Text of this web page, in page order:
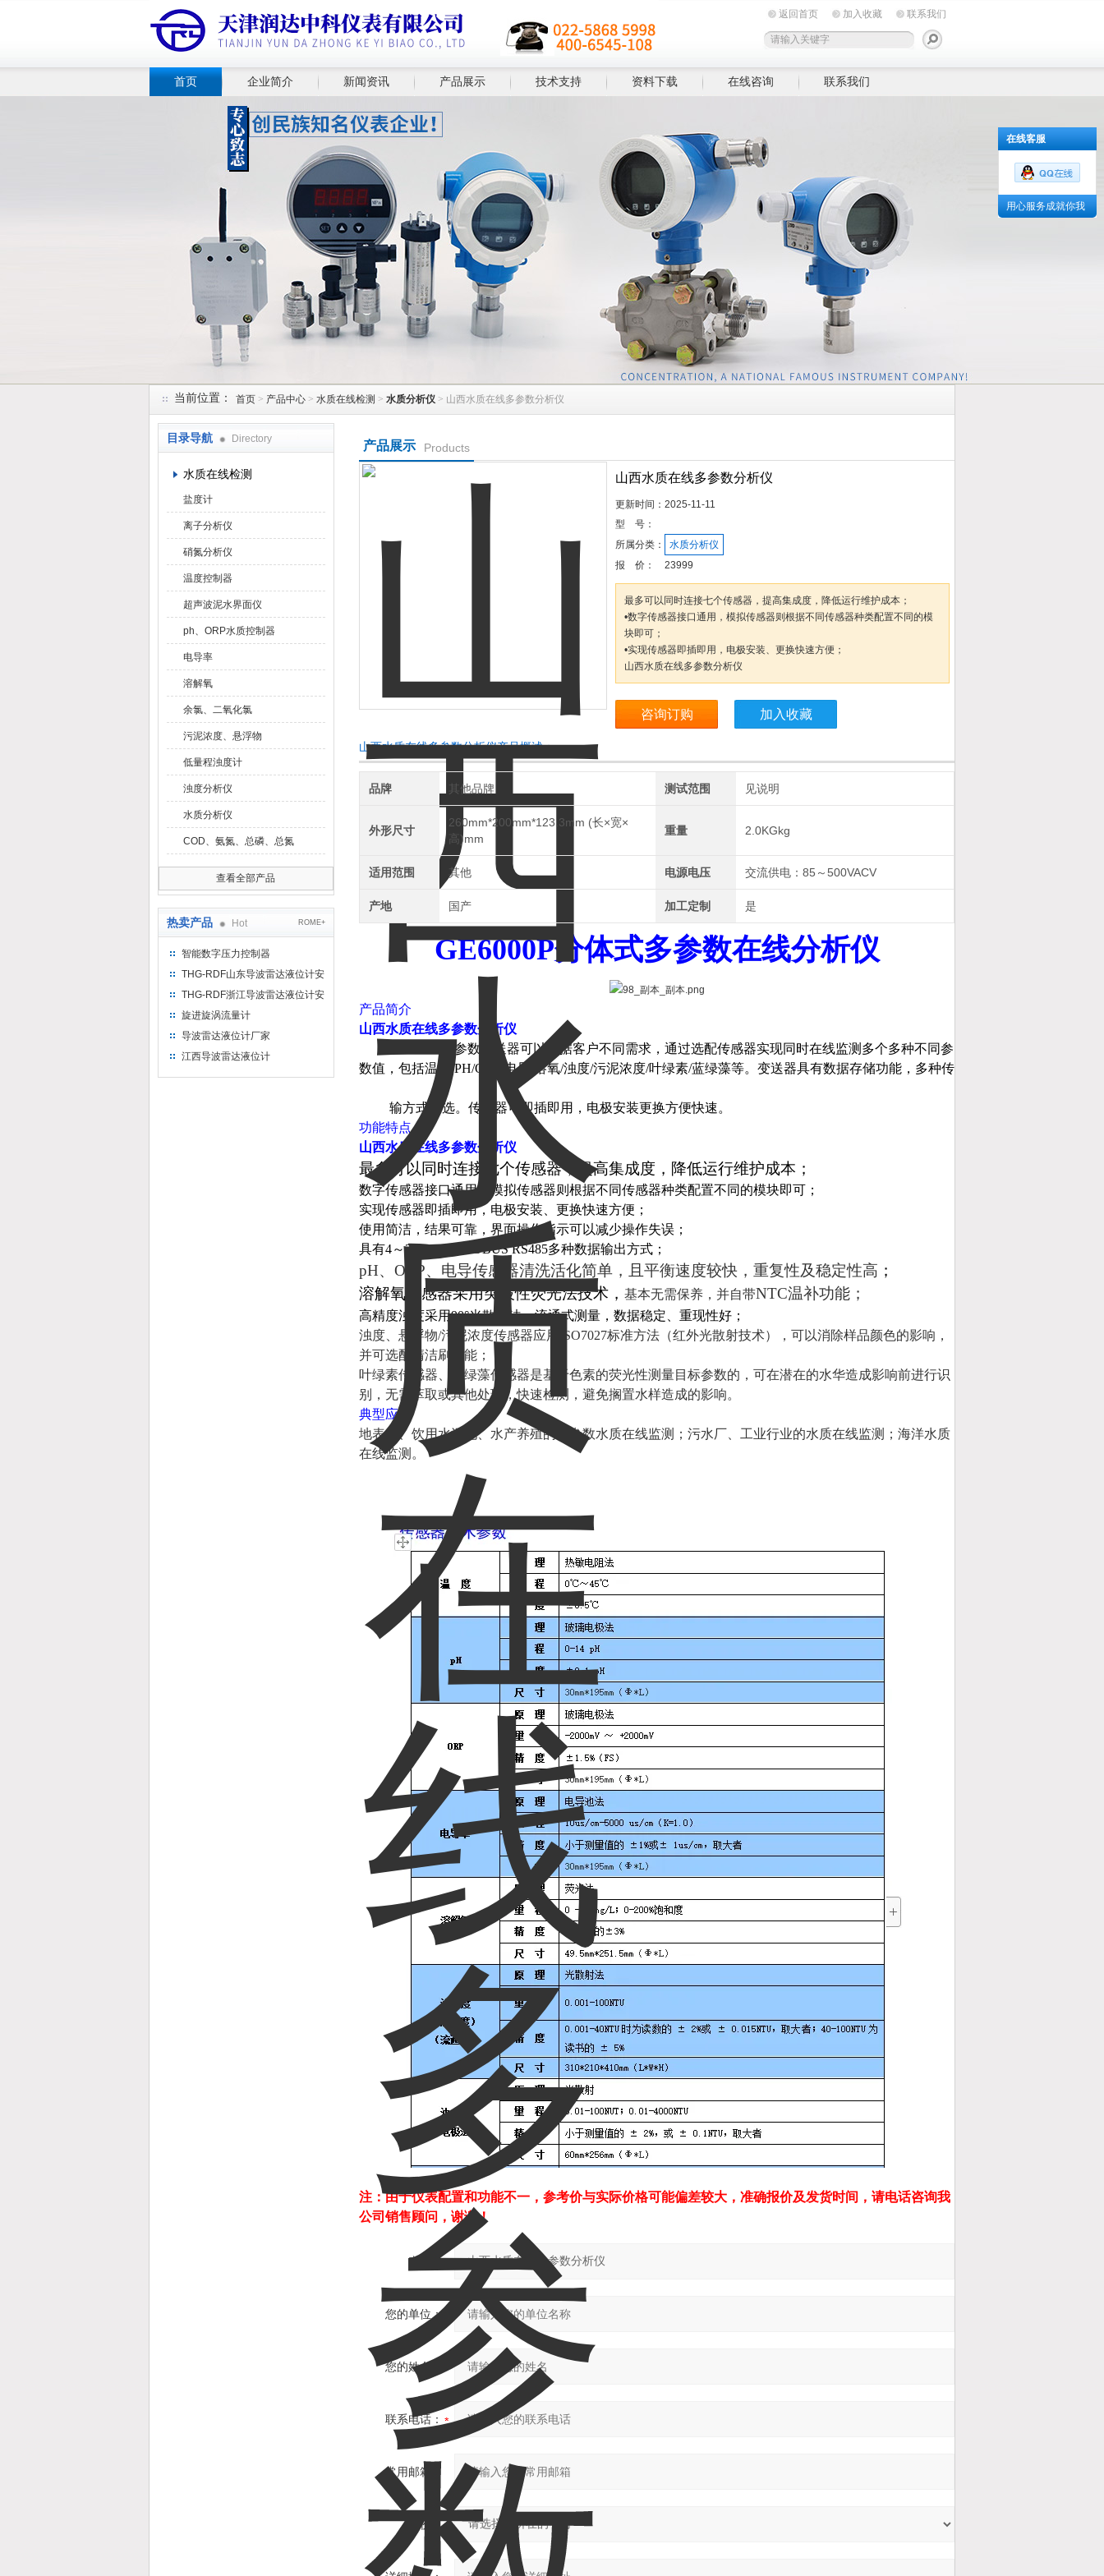
返回首页 加入收藏 联系我们
首页 企业简介 新闻资讯 产品展示 技术支持 资料下载 在线咨询 联系我们
当前位置： 首页 > 产品中心 > 水质在线检测 > 水质分析仪 > 山西水质在线多参数分析仪
目录导航 Directory
水质在线检测
盐度计
离子分析仪
硝氮分析仪
温度控制器
超声波泥水界面仪
ph、ORP水质控制器
电导率
溶解氧
余氯、二氧化氯
污泥浓度、悬浮物
低量程浊度计
浊度分析仪
水质分析仪
COD、氨氮、总磷、总氮
查看全部产品
热卖产品 Hot ROME+
智能数字压力控制器
THG-RDF山东导波雷达液位计安
装方法
THG-RDF浙江导波雷达液位计安
装方法
旋进旋涡流量计
导波雷达液位计厂家
江西导波雷达液位计
产品展示 Products
山西水质在线多参数分析仪
更新时间： 2025-11-11
型 号：
所属分类：
水质分析仪
报 价：
23999
最多可以同时连接七个传感器，提高集成度，降低运行维护成本；
•数字传感器接口通用，模拟传感器则根据不同传感器种类配置不同的模
块即可；
•实现传感器即插即用，电极安装、更换快速方便；
山西水质在线多参数分析仪
咨询订购 加入收藏
山西水质在线多参数分析仪产品概述：
品牌 其他品牌 测试范围 见说明
外形尺寸
260mm*200mm*123.3mm (长×宽×
高)mm
重量 2.0KGkg
适用范围 其他 电源电压 交流供电：85～500VACV
产地 国产 加工定制 是
GE6000P分体式多参数在线分析仪
产品简介
山西水质在线多参数分析仪
GE6000P多参数变送器可以根据客户不同需求，通过选配传感器实现同时在线监测多个多种不同参
数值，包括温度/PH/ORP/电导/溶氧/浊度/污泥浓度/叶绿素/蓝绿藻等。变送器具有数据存储功能，多种传
输方式可选。传感器可即插即用，电极安装更换方便快速。
功能特点
山西水质在线多参数分析仪
最多可以同时连接七个传感器，提高集成度，降低运行维护成本 ；
数字传感器接口通用，模拟传感器则根据不同传感器种类配置不同的模块即可；
实现传感器即插即用，电极安装、更换快速方便；
使用简洁，结果可靠，界面操作指示可以减少操作失误；
具有4～20mA，MODBUS RS485多种数据输出方式；
pH、ORP、电导传感器清洗活化简单，且平衡速度较快，重复性及稳定性高 ；
溶解氧传感器采用突破性荧光法技术， 基本无需保养，并自带NTC温补功能；
高精度浊度采用90°光散射法，流通式测量，数据稳定、重现性好；
浊度、悬浮物/污泥浓度传感器应用ISO7027标准方法（红外光散射技术），可以消除样品颜色的影响，
并可选配清洁刷功能；
叶绿素传感器、蓝绿藻传感器是基于色素的荧光性测量目标参数的，可在潜在的水华造成影响前进行识
别，无需萃取或其他处理，快速检测，避免搁置水样造成的影响。
典型应用
地表水、饮用水源地、水产养殖的多参数水质在线监测；污水厂、工业行业的水质在线监测；海洋水质
在线监测。
注：由于仪表配置和功能不一，参考价与实际价格可能偏差较大，准确报价及发货时间，请电话咨询我
公司销售顾问，谢谢！
产品：
您的单位：
您的姓名：
联系电话：
常用邮箱：
省份：
在线客服
用心服务成就你我